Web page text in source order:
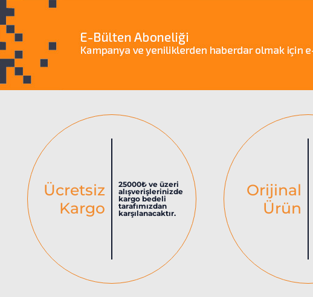
Ücretsiz
Kargo
25000₺ ve üzeri
alışverişlerinizde
kargo bedeli
tarafımızdan
karşılanacaktır.
Orijinal
Ürün